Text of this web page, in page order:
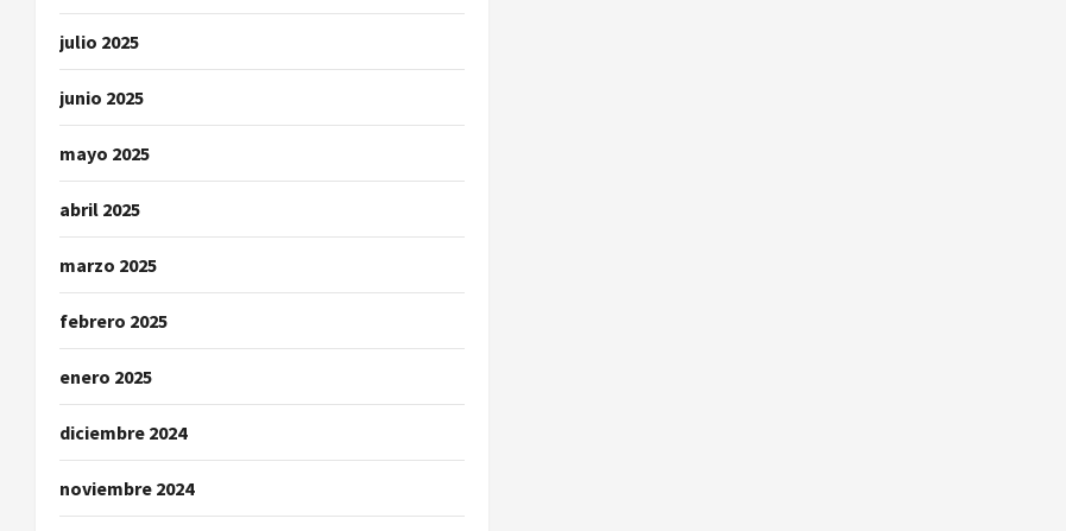
julio 2025
junio 2025
mayo 2025
abril 2025
marzo 2025
febrero 2025
enero 2025
diciembre 2024
noviembre 2024